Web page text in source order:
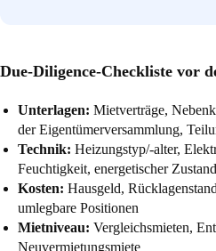
Due-Diligence-Checkliste vor
Unterlagen: Mietverträge,
der Eigentümerversammlung,
Technik: Heizungstyp/-alter,
Feuchtigkeit, energetischer Zustand
Kosten: Hausgeld,
umlegbare Positionen
Mietniveau: Vergleichsmieten,
Neuvermietungsmiete